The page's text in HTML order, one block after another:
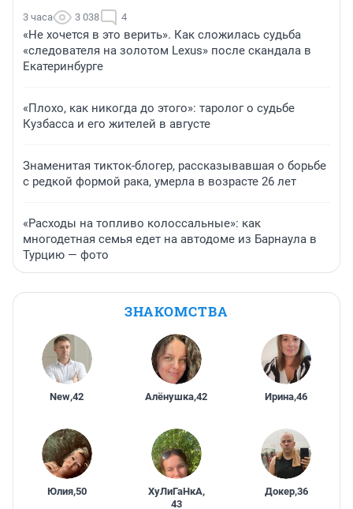
3 часа 3 038 4
«Не хочется в это верить». Как сложилась судьба
«следователя на золотом Lexus» после скандала в
Екатеринбурге
«Плохо, как никогда до этого»: таролог о судьбе
Кузбасса и его жителей в августе
Знаменитая тикток-блогер, рассказывавшая о борьбе
с редкой формой рака, умерла в возрасте 26 лет
«Расходы на топливо колоссальные»: как
многодетная семья едет на автодоме из Барнаула в
Турцию — фото
ЗНАКОМСТВА
New,42 Алёнушка,42 Ирина,46
Юлия,50 ХуЛиГаНкА,
43
Докер,36